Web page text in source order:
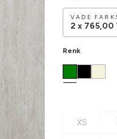
VADE
2 x 765,00
Renk
XS